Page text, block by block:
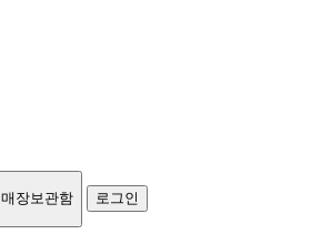
매장보관함 로그인